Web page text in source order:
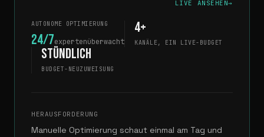
LIVE ANSEHEN→
AUTONOME OPTIMIERUNG
24/7expertenüberwacht
4+
KANÄLE, EIN LIVE-BUDGET
Stündlich
BUDGET-NEUZUWEISUNG
HERAUSFORDERUNG
Manuelle Optimierung schaut einmal am Tag und